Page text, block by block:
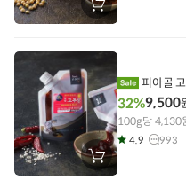
장
바
에
담
기
장
바
피아골
32%9,500
100g당 4,130
4.9 993